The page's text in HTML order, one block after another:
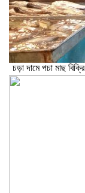
চড়া দামে পচা মাছ